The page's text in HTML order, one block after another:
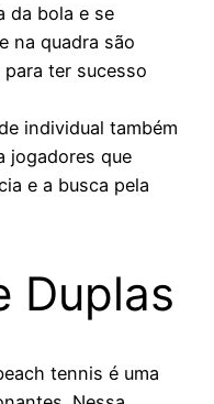
da bola e se
na quadra são
ter sucesso
individual também
jogadores que
e a busca pela
Duplas
tennis é uma